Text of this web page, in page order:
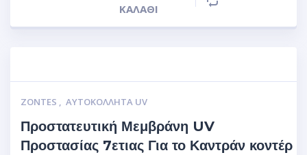
ΚΑΛΆΘΙ
ZONTES , ΑΥΤΟΚΌΛΛΗΤΑ UV
Προστατευτική Μεμβράνη UV
Προστασίας 7ετιας Για το Καντράν κοντέρ